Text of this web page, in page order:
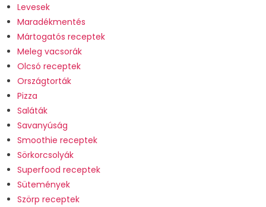
Levesek
Maradékmentés
Mártogatós receptek
Meleg vacsorák
Olcsó receptek
Országtorták
Pizza
Saláták
Savanyúság
Smoothie receptek
Sörkorcsolyák
Superfood receptek
Sütemények
Szörp receptek